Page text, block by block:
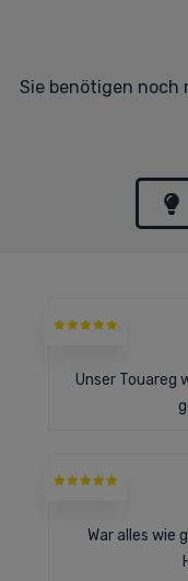
Sie benötigen
Unser Touareg
War alles wie